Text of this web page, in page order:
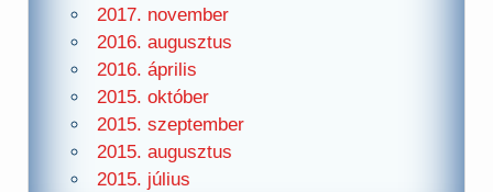
2017. november
2016. augusztus
2016. április
2015. október
2015. szeptember
2015. augusztus
2015. július